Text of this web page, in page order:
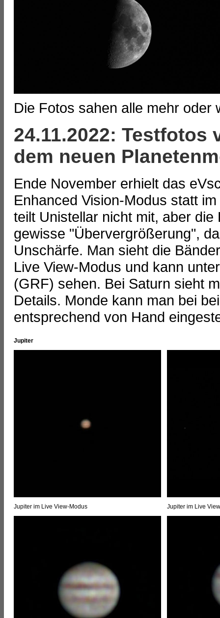
Die Fotos sahen alle mehr oder
24.11.2022:
dem neuen
Ende November erhielt das
Enhanced Vision-Modus statt
teilt Unistellar nicht mit, aber
gewisse "Übervergrößerung",
Unschärfe. Man sieht die
Live View-Modus und kann
(GRF) sehen. Bei Saturn sieht
Details. Monde kann man bei
entsprechend von Hand
Jupiter
Jupiter im Live View-Modus Jupiter im Live